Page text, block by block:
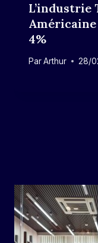
Américaine
4%
ParArthur 28/